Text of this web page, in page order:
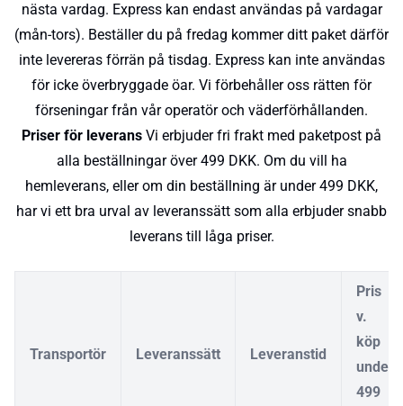
nästa vardag. Express kan endast användas på vardagar
(mån-tors). Beställer du på fredag kommer ditt paket därför
inte levereras förrän på tisdag. Express kan inte användas
för icke överbryggade öar. Vi förbehåller oss rätten för
förseningar från vår operatör och väderförhållanden.
Priser för leverans Vi erbjuder fri frakt med paketpost på
alla beställningar över 499 DKK. Om du vill ha
hemleverans, eller om din beställning är under 499 DKK,
har vi ett bra urval av leveranssätt som alla erbjuder snabb
leverans till låga priser.
Transportör Leveranssätt Leveranstid
Pris
v.
köp
under
499